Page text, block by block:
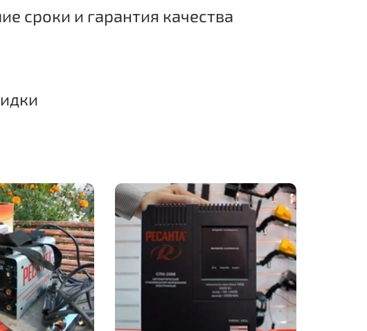
сроки и гарантия качества